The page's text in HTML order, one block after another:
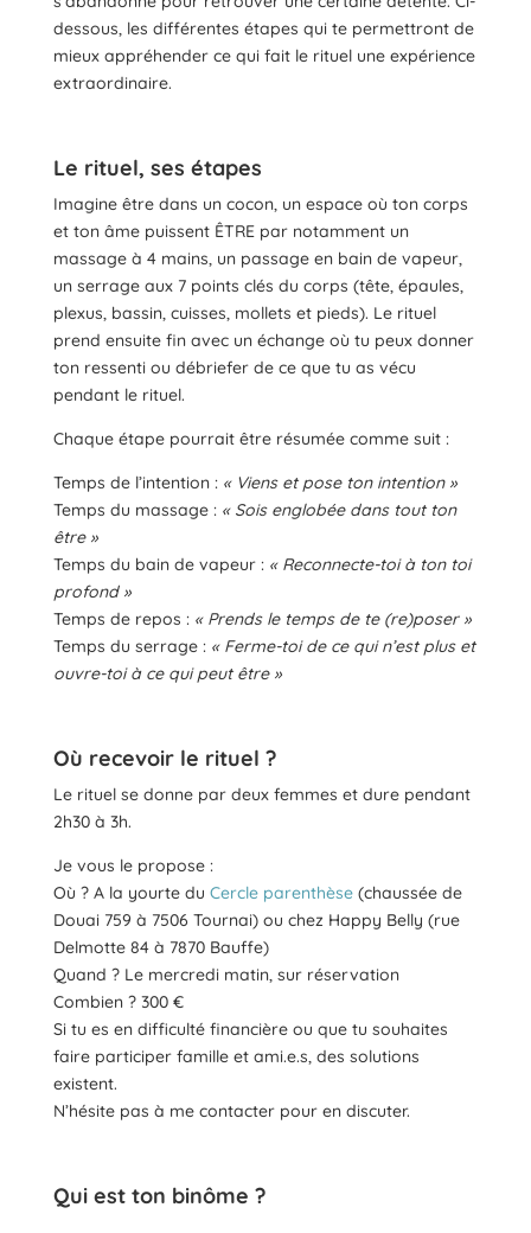
dessous, les différentes étapes qui te permettront de
mieux appréhender ce qui fait le rituel une expérience
extraordinaire.
Le rituel, ses étapes
Imagine être dans un cocon, un espace où ton corps
et ton âme puissent ÊTRE par notamment un
massage à 4 mains, un passage en bain de vapeur,
un serrage aux 7 points clés du corps (tête, épaules,
plexus, bassin, cuisses, mollets et pieds). Le rituel
prend ensuite fin avec un échange où tu peux donner
ton ressenti ou débriefer de ce que tu as vécu
pendant le rituel.
Chaque étape pourrait être résumée comme suit :
Temps de l’intention : « Viens et pose ton intention »
Temps du massage : « Sois englobée dans tout ton
être »
Temps du bain de vapeur : « Reconnecte-toi à ton toi
profond »
Temps de repos :« Prends le temps de te (re)poser »
Temps du serrage : « Ferme-toi de ce qui n’est plus et
ouvre-toi à ce qui peut être »
Où recevoir le rituel ?
Le rituel se donne par deux femmes et dure pendant
2h30 à 3h.
Je vous le propose :
Où ? A la yourte du Cercle parenthèse(chaussée de
Douai 759 à 7506 Tournai) ou chez Happy Belly (rue
Delmotte 84 à 7870 Bauffe)
Quand ? Le mercredi matin, sur réservation
Combien ? 300 €
Si tu es en difficulté financière ou que tu souhaites
faire participer famille et ami.e.s, des solutions
existent.
N’hésite pas à me contacter pour en discuter.
Qui est ton binôme ?